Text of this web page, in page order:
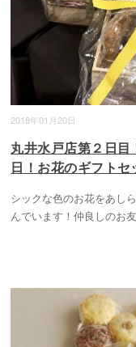
2018年01月20日
丸井水戸店第２日
日！お花のギフトセ
シックな色のお花をあし
んでいます！仲良しのお